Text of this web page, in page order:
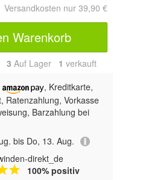
Versandkosten nur 39,90 €
Warenkorb
3 Auf Lager 1 verkauft
, Kreditkarte,
Ratenzahlung, Vorkasse
Barzahlung bei
bis Do, 13. Aug.
direkt_de
100% positiv